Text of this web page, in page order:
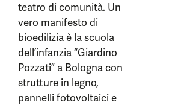
teatro di comunità. Un
vero manifesto di
bioedilizia è la scuola
dell’infanzia “Giardino
Pozzati” a Bologna con
strutture in legno,
pannelli fotovoltaici e